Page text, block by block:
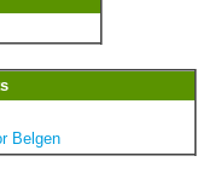
Belgen